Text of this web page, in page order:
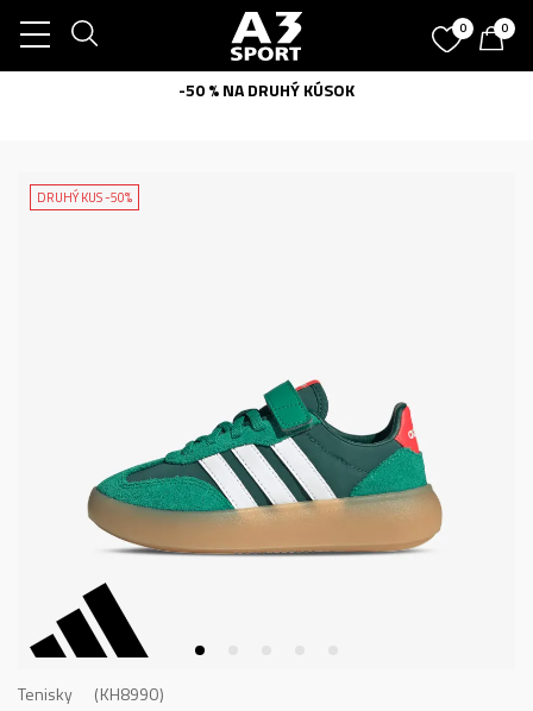
0 0
-50 % NA DRUHÝ KÚSOK
DRUHÝ KUS -50%
Tenisky KH8990